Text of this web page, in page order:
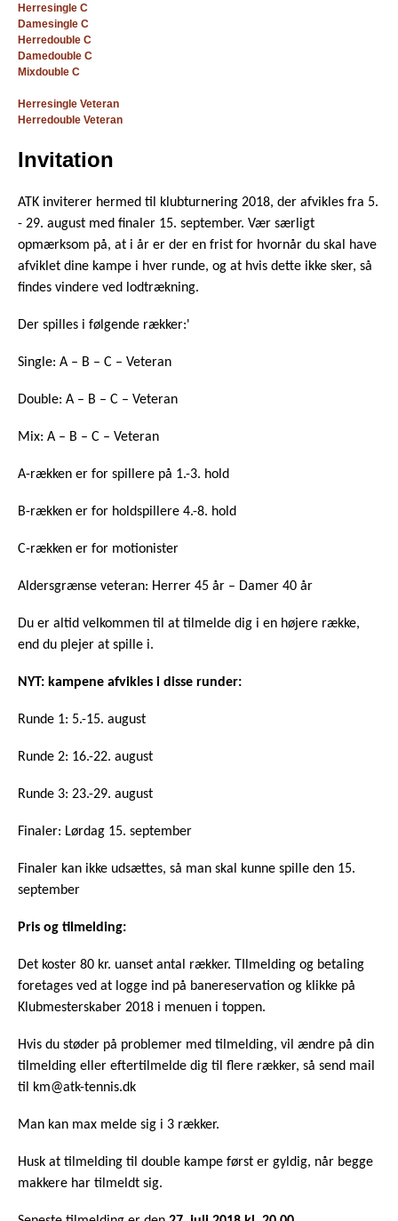
Herresingle C
Damesingle C
Herredouble C
Damedouble C
Mixdouble C
Herresingle Veteran
Herredouble Veteran
Invitation
ATK inviterer hermed til klubturnering 2018, der afvikles fra 5.
- 29. august med finaler 15. september. Vær særligt
opmærksom på, at i år er der en frist for hvornår du skal have
afviklet dine kampe i hver runde, og at hvis dette ikke sker, så
findes vindere ved lodtrækning.
Der spilles i følgende rækker:'
Single: A – B – C – Veteran
Double: A – B – C – Veteran
Mix: A – B – C – Veteran
A-rækken er for spillere på 1.-3. hold
B-rækken er for holdspillere 4.-8. hold
C-rækken er for motionister
Aldersgrænse veteran: Herrer 45 år – Damer 40 år
Du er altid velkommen til at tilmelde dig i en højere række,
end du plejer at spille i.
NYT: kampene afvikles i disse runder:
Runde 1: 5.-15. august
Runde 2: 16.-22. august
Runde 3: 23.-29. august
Finaler: Lørdag 15. september
Finaler kan ikke udsættes, så man skal kunne spille den 15.
september
Pris og tilmelding:
Det koster 80 kr. uanset antal rækker. TIlmelding og betaling
foretages ved at logge ind på banereservation og klikke på
Klubmesterskaber 2018 i menuen i toppen.
Hvis du støder på problemer med tilmelding, vil ændre på din
tilmelding eller eftertilmelde dig til flere rækker, så send mail
til
km@atk-tennis.dk
Man kan max melde sig i 3 rækker.
Husk at tilmelding til double kampe først er gyldig, når begge
makkere har tilmeldt sig.